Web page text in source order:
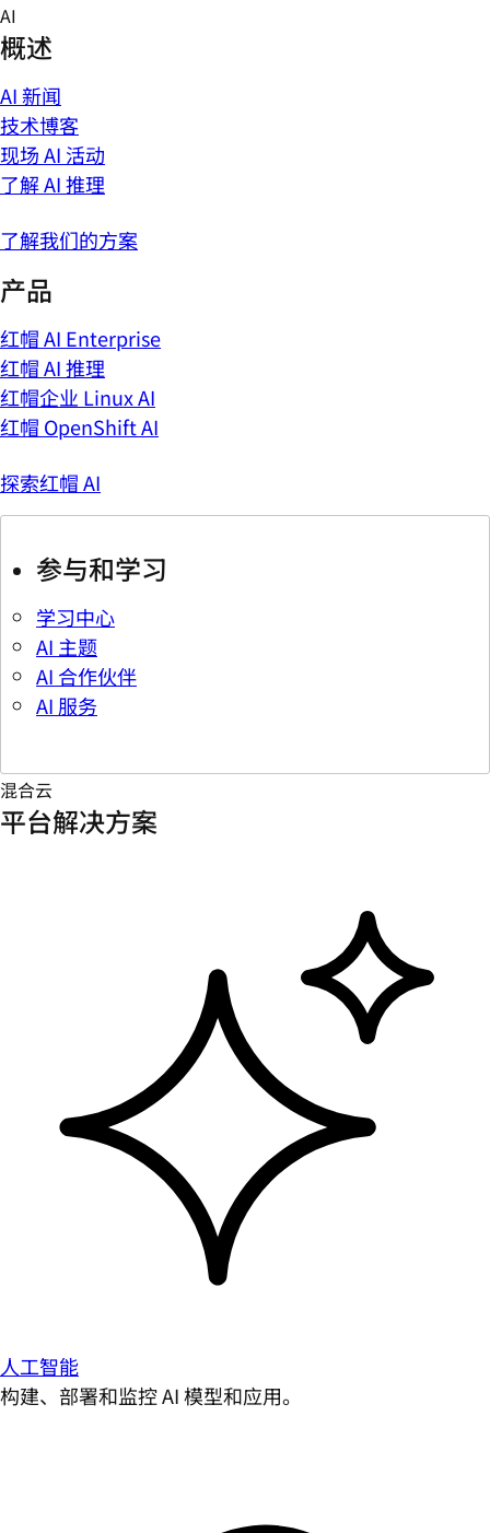
Skip
to
content
AI
概述
AI 新闻
技术博客
现场 AI 活动
了解 AI 推理
了解我们的方案
产品
红帽 AI Enterprise
红帽 AI 推理
红帽企业 Linux AI
红帽 OpenShift AI
探索红帽 AI
参与和学习
学习中心
AI 主题
AI 合作伙伴
AI 服务
混合云
平台解决方案
人工智能
构建、部署和监控 AI 模型和应用。